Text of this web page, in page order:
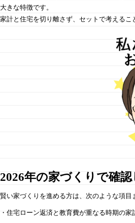
大きな特徴です。
家計と住宅を切り離さず、セットで考えるこ
2026年の家づくりで確
賢い家づくりを進める方は、次のような項目
・住宅ローン返済と教育費が重なる時期の家